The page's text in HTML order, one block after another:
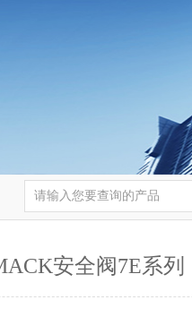
安全阀7E系列